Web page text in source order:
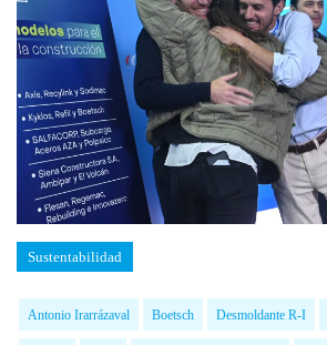
Sustentabilidad
Antonio Irarrázaval Boetsch Desmoldante R-I